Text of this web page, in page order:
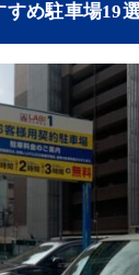
すめ駐車場19選